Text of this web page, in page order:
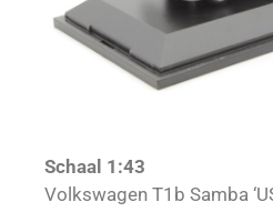
Schaal 1:43
Volkswagen T1b Samba